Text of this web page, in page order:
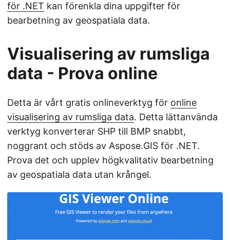
för .NET kan förenkla dina uppgifter för
bearbetning av geospatiala data.
Visualisering av rumsliga
data - Prova online
Detta är vårt gratis onlineverktyg för online
visualisering av rumsliga data. Detta lättanvända
verktyg konverterar SHP till BMP snabbt,
noggrant och stöds av Aspose.GIS för .NET.
Prova det och upplev högkvalitativ bearbetning
av geospatiala data utan krångel.